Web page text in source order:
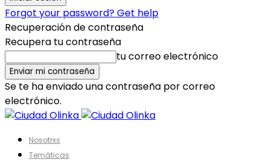
Forgot your password? Get help
Recuperación de contraseña
Recupera tu contraseña
tu correo electrónico
Se te ha enviado una contraseña por correo
electrónico.
Nosotrxs
Temáticas